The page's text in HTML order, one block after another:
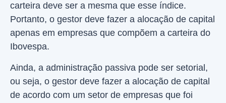
carteira deve ser a mesma que esse índice.
Portanto, o gestor deve fazer a alocação de capital
apenas em empresas que compõem a carteira do
Ibovespa.
Ainda, a administração passiva pode ser setorial,
ou seja, o gestor deve fazer a alocação de capital
de acordo com um setor de empresas que foi